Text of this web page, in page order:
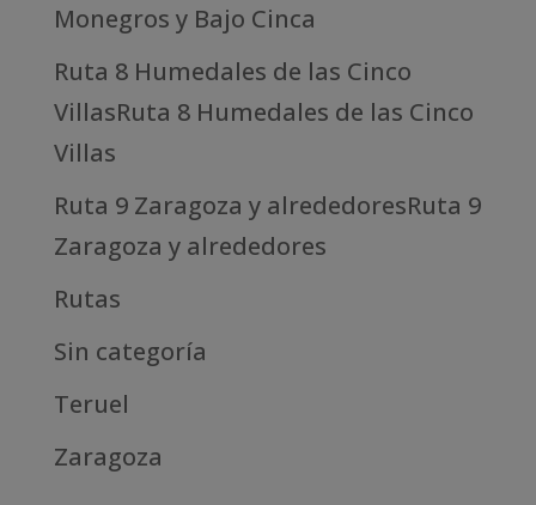
Monegros y Bajo Cinca
Ruta 8 Humedales de las Cinco
VillasRuta 8 Humedales de las Cinco
Villas
Ruta 9 Zaragoza y alrededoresRuta 9
Zaragoza y alrededores
Rutas
Sin categoría
Teruel
Zaragoza